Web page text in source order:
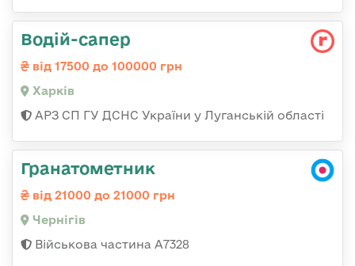
Водій-сапер
від 17500 до 100000 грн
Харків
АРЗ СП ГУ ДСНС України у Луганській області
Гранатометник
від 21000 до 21000 грн
Чернігів
Військова частина А7328